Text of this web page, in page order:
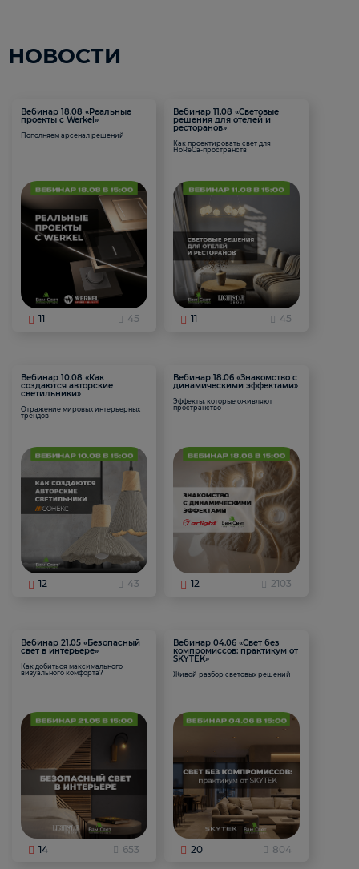
НОВОСТИ
Вебинар 18.08 «Реальные
проекты с Werkel»
Пополняем арсенал решений
11 45
Вебинар 11.08 «Световые
решения для отелей и
ресторанов»
Как проектировать свет для
HoReCa-пространств
11 45
Вебинар 10.08 «Как
создаются авторские
светильники»
Отражение мировых интерьерных
трендов
12 43
Вебинар 18.06 «Знакомство с
динамическими эффектами»
Эффекты, которые оживляют
пространство
12 2103
Вебинар 21.05 «Безопасный
свет в интерьере»
Как добиться максимального
визуального комфорта?
14 653
Вебинар 04.06 «Свет без
компромиссов: практикум от
SKYTEK»
Живой разбор световых решений
20 804